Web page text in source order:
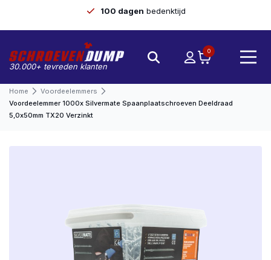
100 dagen bedenktijd
30.000+ tevreden klanten
0
Home
Voordeelemmers
Voordeelemmer 1000x Silvermate Spaanplaatschroeven Deeldraad
5,0x50mm TX20 Verzinkt